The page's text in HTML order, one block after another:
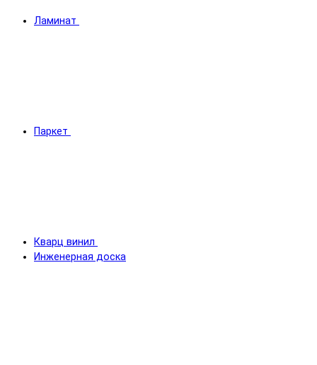
Ламинат
Паркет
Кварц винил
Инженерная доска